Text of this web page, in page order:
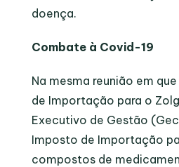
doença.
Combate à Covid-19
Na mesma reunião em
de Importação para o
Executivo de Gestão
Imposto de Importação
compostos de